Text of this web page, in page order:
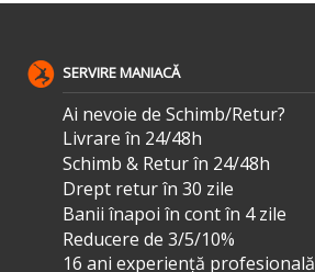
SERVIRE MANIACĂ
Ai nevoie de Schimb/Retur?
Livrare în 24/48h
Schimb & Retur în 24/48h
Drept retur în 30 zile
Banii înapoi în cont în 4 zile
Reducere de 3/5/10%
16 ani experiență profesională